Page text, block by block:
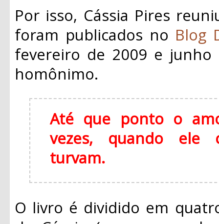
Por isso, Cássia Pires
foram publicados no Blog
fevereiro de 2009 e
homônimo.
Até que ponto o
vezes, quando ele
turvam.
O livro é dividido em